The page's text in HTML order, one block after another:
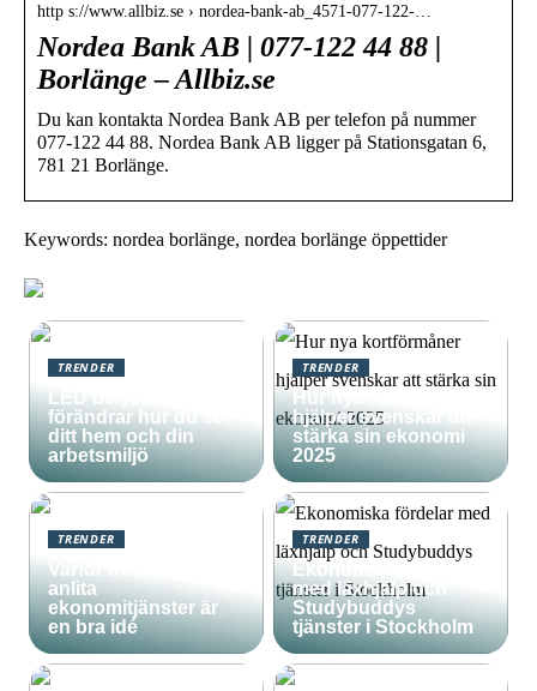
http s://www.allbiz.se › nordea-bank-ab_4571-077-122-…
Nordea Bank AB | 077-122 44 88 |
Borlänge – Allbiz.se
Du kan kontakta Nordea Bank AB per telefon på nummer
077-122 44 88. Nordea Bank AB ligger på Stationsgatan 6,
781 21 Borlänge.
Keywords: nordea borlänge, nordea borlänge öppettider
TRENDER
LED belysning som
förändrar hur du ser
ditt hem och din
arbetsmiljö
TRENDER
Hur nya kortförmåner
hjälper svenskar att
stärka sin ekonomi
2025
TRENDER
Varför trenden att
anlita
ekonomitjänster är
en bra idé
TRENDER
Ekonomiska fördelar
med läxhjälp och
Studybuddys
tjänster i Stockholm